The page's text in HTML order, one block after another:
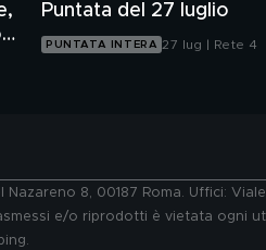
Puntata del 27 luglio
PUNTATA INTERA 27 lug | Rete 4
8, 00187 Roma. Uffici:
e/o riprodotti è vietata ogni